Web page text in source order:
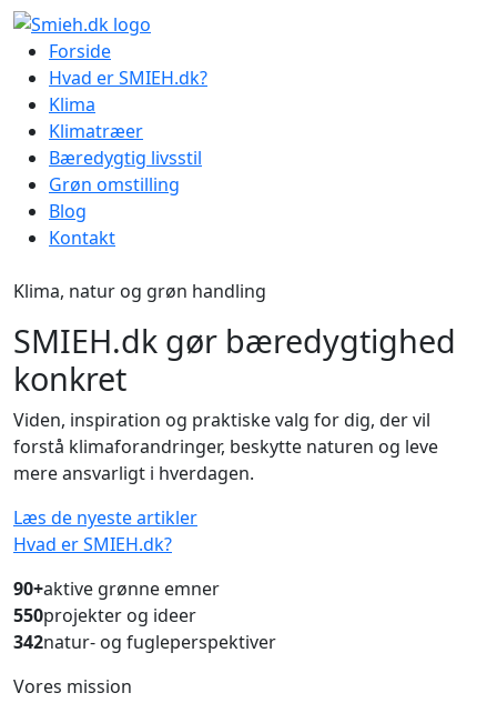
Skip
content
Forside
Hvad er SMIEH.dk?
Klima
Klimatræer
Bæredygtig livsstil
Grøn omstilling
Blog
Kontakt
Klima, natur og grøn handling
SMIEH.dk gør bæredygtighed
konkret
Viden, inspiration og praktiske valg for dig, der vil
forstå klimaforandringer, beskytte naturen og leve
mere ansvarligt i hverdagen.
Læs de nyeste artikler
Hvad er SMIEH.dk?
90+aktive grønne emner
550projekter og ideer
342natur- og fugleperspektiver
Vores mission